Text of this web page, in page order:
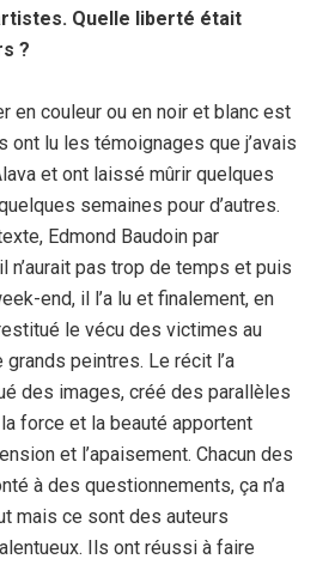
Quelle liberté était
?
en couleur ou en noir et blanc est
ont lu les témoignages que j’avais
et ont laissé mûrir quelques
semaines pour d’autres.
Edmond Baudoin par
n’aurait pas trop de temps et puis
end, il l’a lu et finalement, en
le vécu des victimes au
peintres. Le récit l’a
des images, créé des parallèles
force et la beauté apportent
et l’apaisement. Chacun des
à des questionnements, ça n’a
mais ce sont des auteurs
Ils ont réussi à faire